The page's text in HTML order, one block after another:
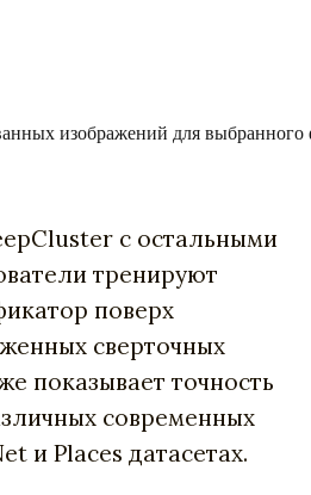
изображений для выбранного
с остальными
тренируют
поверх
сверточных
показывает точность
современных
и Places датасетах.